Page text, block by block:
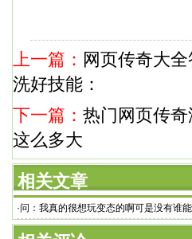
上一篇： 网页传奇大
洗好技能：
下一篇： 热门网页传
这么多大
相关文章
·问：我真的很想玩变态的啊可是没有谁